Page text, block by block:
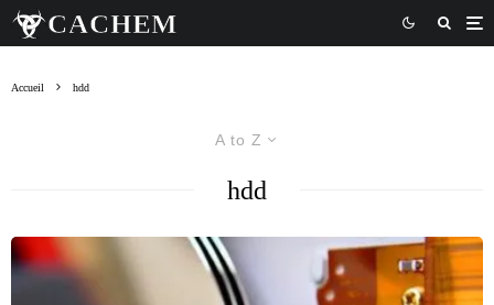
Accueil hdd
A to Z
hdd